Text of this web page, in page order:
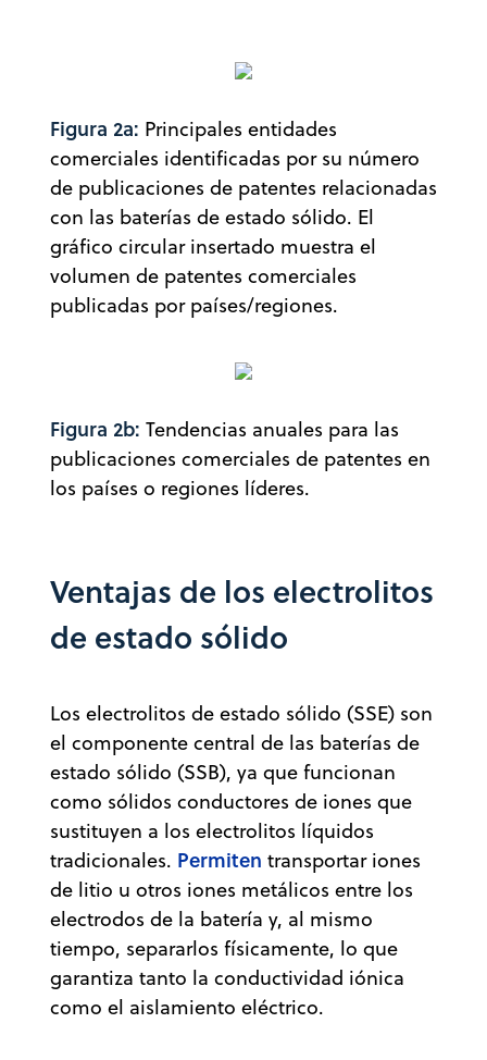
Figura 2a: Principales entidades
comerciales identificadas por su número
de publicaciones de patentes relacionadas
con las baterías de estado sólido. El
gráfico circular insertado muestra el
volumen de patentes comerciales
publicadas por países/regiones.
Figura 2b: Tendencias anuales para las
publicaciones comerciales de patentes en
los países o regiones líderes.
Ventajas de los electrolitos
de estado sólido
Los electrolitos de estado sólido (SSE) son
el componente central de las baterías de
estado sólido (SSB), ya que funcionan
como sólidos conductores de iones que
sustituyen a los electrolitos líquidos
tradicionales. Permiten transportar iones
de litio u otros iones metálicos entre los
electrodos de la batería y, al mismo
tiempo, separarlos físicamente, lo que
garantiza tanto la conductividad iónica
como el aislamiento eléctrico.